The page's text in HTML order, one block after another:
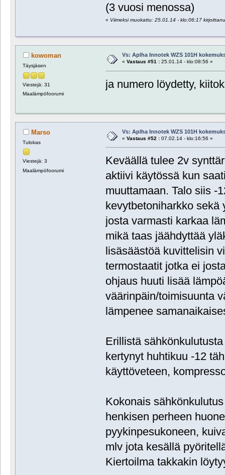
(3 vuosi menossa)
« Viimeksi muokattu: 25.01.14 - klo:06:17
kowoman
Täysjäsen
Viestejä: 31
Maalämpöfoorumi
Vs: Aplha Innotek WZS 101H
« Vastaus #51 :25.01.14 - klo:08:56 »
ja numero löydetty,
Marso
Tulokas
Viestejä: 3
Maalämpöfoorumi
Vs: Aplha Innotek WZS 101H
« Vastaus #52 :07.02.14 - klo:16:56 »
Keväällä tulee 2v
aktiivi käytössä kun
muuttamaan. Talo siis -
kevytbetoniharkko
josta varmasti karkaa
mikä taas jäähdyttää
lisäsäästöä kuvittelisin
termostaatit jotka ei
ohjaus huuti lisää
väärinpäin/toimisuunta
lämpenee
Erillistä
kertynyt huhtikuu -12
käyttöveteen,
Kokonais
henkisen perheen
pyykinpesukoneen,
mlv jota kesällä
Kiertoilma takkakin